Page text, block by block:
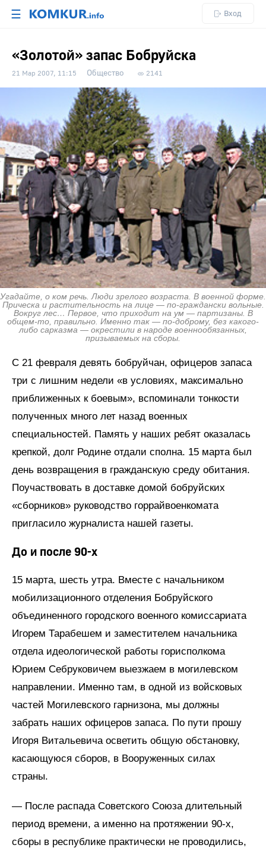
☰ Вход
«Золотой» запас Бобруйска
21 Мар 2007, 11:15 Общество 2141
Угадайте, о ком речь. Люди зрелого возраста. В военной форме.
Прическа и растительность на лице — по-граждански вольные.
Вокруг лес… Первое, что приходит на ум — партизаны. В
общем-то, правильно. Именно так — по-доброму, без какого-
либо сарказма — окрестили в народе военно­обязанных,
призываемых на сборы.
С 21 февраля девять бобруйчан, офицеров запаса
три с лишним недели «в условиях, максимально
приближенных к боевым», вспоминали тонкости
полученных много лет назад военных
специальностей. Память у наших ребят оказалась
крепкой, долг Родине отдали сполна. 15 марта был
день возвращения в гражданскую среду обитания.
Поучаствовать в доставке домой бобруйских
«сборников» руководство горрайвоенкомата
пригласило журналиста нашей газеты.
До и после 90-х
15 марта, шесть утра. Вместе с начальником
мобилизационного отделения Бобруйского
объединенного городского военного комиссариата
Игорем Тарабешем и заместителем начальника
отдела идеологической работы горисполкома
Юрием Себруковичем выезжаем в могилевском
направлении. Именно там, в одной из войсковых
частей Могилевского гарнизона, мы должны
забрать наших офицеров запаса. По пути прошу
Игоря Витальевича осветить общую обстановку,
касающуюся сборов, в Вооруженных силах
страны.
— После распада Советского Союза длительный
период времени, а именно на протяжении 90-х,
сборы в республике практически не проводились,